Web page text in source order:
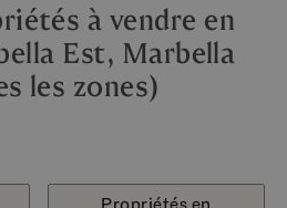
à vendre en
Est, Marbella
les zones)